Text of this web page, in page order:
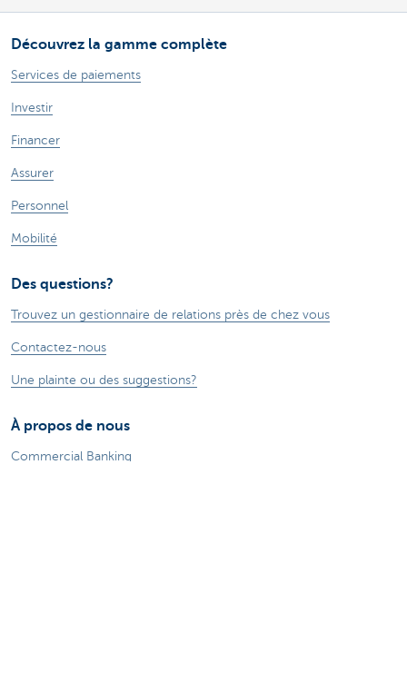
Découvrez la gamme complète
Services de paiements
Investir
Financer
Assurer
Personnel
Mobilité
Des questions?
Trouvez un gestionnaire de relations près de chez vous
Contactez-nous
Une plainte ou des suggestions?
À propos de nous
Commercial Banking